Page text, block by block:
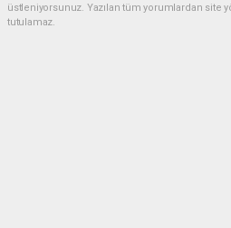
üstleniyorsunuz. Yazılan tüm yorumlardan site
tutulamaz.